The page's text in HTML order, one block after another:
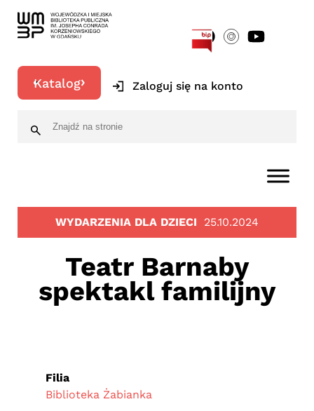
Katalog Zaloguj się na konto
WYDARZENIA DLA DZIECI 25.10.2024
Teatr Barnaby
spektakl familijny
Filia
Biblioteka Żabianka